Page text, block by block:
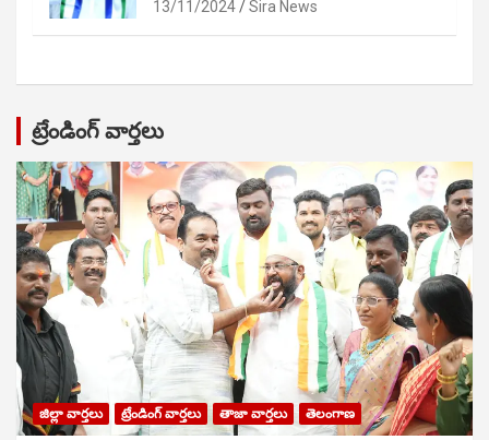
13/11/2024 Sira News
ట్రేండింగ్ వార్తలు
జిల్లా వార్తలు ట్రేండింగ్ వార్తలు తాజా వార్తలు తెలంగాణ